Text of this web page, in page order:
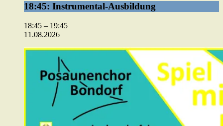
18:45:
Instrumental-
Ausbildung
18:45: Instrumental-Ausbildung
18:45 – 19:45
11.08.2026